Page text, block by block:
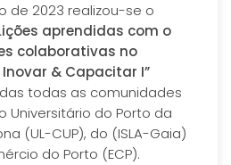
de 2023 realizou-se o
aprendidas com o
colaborativas no
& Capacitar I”
todas as comunidades
Universitário do Porto da
(UL-CUP), do (ISLA-Gaia)
do Porto (ECP).